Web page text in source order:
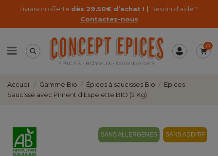
Livraison offerte dès 29.50€ d’achat ! | Besoin d'aide ?
Contactez-nous
0
Accueil Gamme Bio Épices à saucisses Bio
Epices
Saucisse avec Piment d'Espelette BIO (2 Kg)
SANS ALLERGENES SANS ADDITIF